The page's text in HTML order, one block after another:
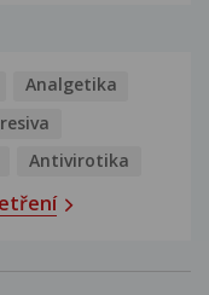
Analgetika
Antivirotika